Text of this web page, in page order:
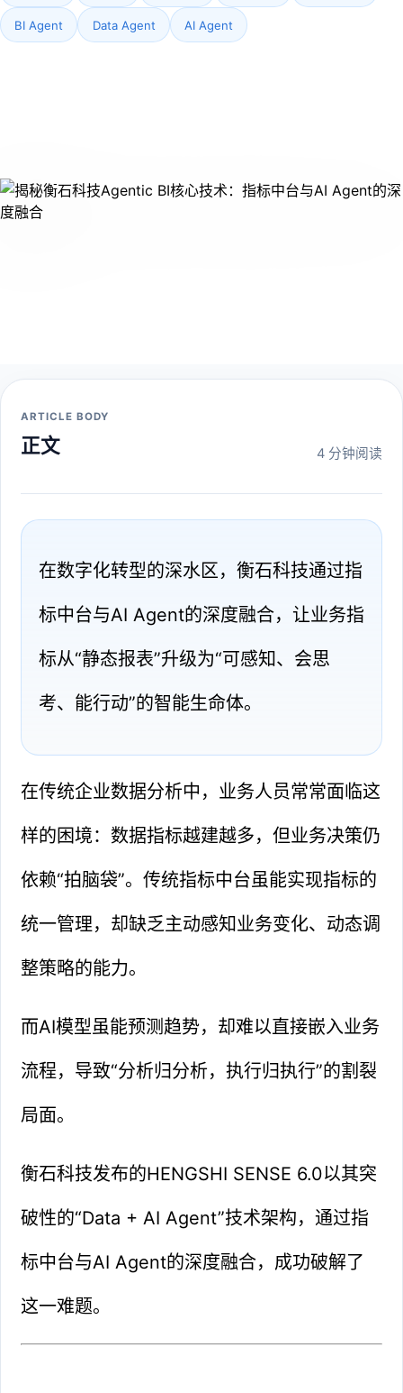
BI Agent Data Agent AI Agent
ARTICLE BODY
正文 4 分钟阅读
在数字化转型的深水区，衡石科技通过指
标中台与AI Agent的深度融合，让业务指
标从“静态报表”升级为“可感知、会思
考、能行动”的智能生命体。
在传统企业数据分析中，业务人员常常面临这
样的困境：数据指标越建越多，但业务决策仍
依赖“拍脑袋”。传统指标中台虽能实现指标的
统一管理，却缺乏主动感知业务变化、动态调
整策略的能力。
而AI模型虽能预测趋势，却难以直接嵌入业务
流程，导致“分析归分析，执行归执行”的割裂
局面。
衡石科技发布的HENGSHI SENSE 6.0以其突
破性的“Data + AI Agent”技术架构，通过指
标中台与AI Agent的深度融合，成功破解了
这一难题。